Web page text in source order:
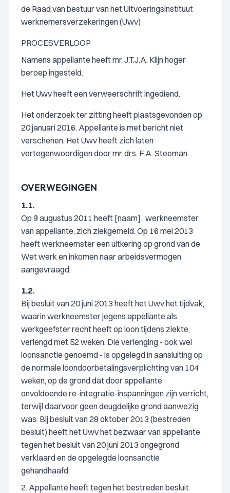
de Raad van bestuur van het Uitvoeringsinstituut
werknemersverzekeringen (Uwv)
PROCESVERLOOP
Namens appellante heeft mr. J.T.J.A. Klijn hoger
beroep ingesteld.
Het Uwv heeft een verweerschrift ingediend.
Het onderzoek ter zitting heeft plaatsgevonden op
20 januari 2016. Appellante is met bericht niet
verschenen. Het Uwv heeft zich laten
vertegenwoordigen door mr. drs. F.A. Steeman.
OVERWEGINGEN
1.1.
Op 9 augustus 2011 heeft [naam] , werkneemster
van appellante, zich ziekgemeld. Op 16 mei 2013
heeft werkneemster een uitkering op grond van de
Wet werk en inkomen naar arbeidsvermogen
aangevraagd.
1.2.
Bij besluit van 20 juni 2013 heeft het Uwv het tijdvak,
waarin werkneemster jegens appellante als
werkgeefster recht heeft op loon tijdens ziekte,
verlengd met 52 weken. Die verlenging - ook wel
loonsanctie genoemd - is opgelegd in aansluiting op
de normale loondoorbetalingsverplichting van 104
weken, op de grond dat door appellante
onvoldoende re-integratie-inspanningen zijn verricht,
terwijl daarvoor geen deugdelijke grond aanwezig
was. Bij besluit van 28 oktober 2013 (bestreden
besluit) heeft het Uwv het bezwaar van appellante
tegen het besluit van 20 juni 2013 ongegrond
verklaard en de opgelegde loonsanctie
gehandhaafd.
2. Appellante heeft tegen het bestreden besluit